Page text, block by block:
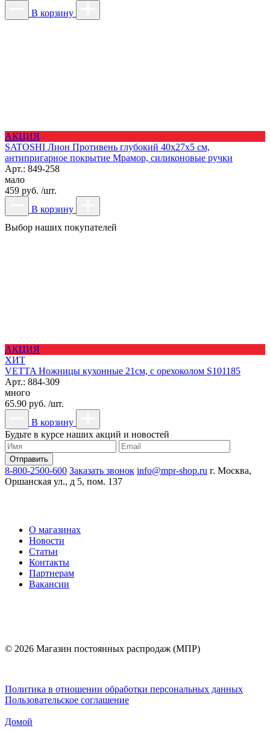
В корзину
АКЦИЯ
SATOSHI Лион Противень глубокий 40x27x5 см,
антипригарное покрытие Мрамор, силиконовые ручки
Арт.: 849-258
мало
459 руб. /шт.
В корзину
Выбор наших покупателей
АКЦИЯ
ХИТ
VETTA Ножницы кухонные 21см, с орехоколом S101185
Арт.: 884-309
много
65.90 руб. /шт.
В корзину
Будьте в курсе наших акций и новостей
8-800-2500-600 Заказать звонок info@mpr-shop.ru г. Москва,
Оршанская ул., д 5, пом. 137
О магазинах
Новости
Статьи
Контакты
Партнерам
Вакансии
© 2026 Магазин постоянных распродаж (МПР)
Политика в отношении обработки персональных данных
Пользовательское соглашение
Домой